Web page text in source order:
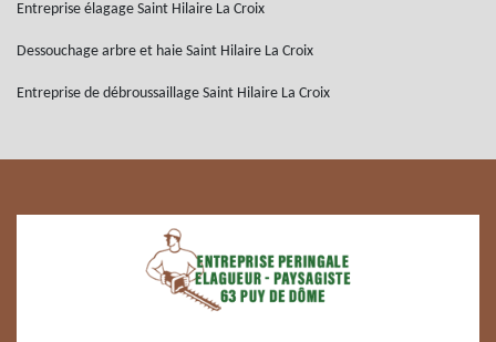
Entreprise élagage Saint Hilaire La Croix
Dessouchage arbre et haie Saint Hilaire La Croix
Entreprise de débroussaillage Saint Hilaire La Croix